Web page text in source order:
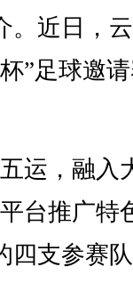
。近日，
”足球邀
运，融入
台推广特
四支参赛